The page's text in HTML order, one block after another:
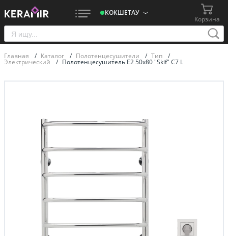
КОКШЕТАУ
Корзина
Главная / Каталог / Полотенцесушители / Тип /
Электрический / Полотенцесушитель E2 50x80 "Skif" C7 L